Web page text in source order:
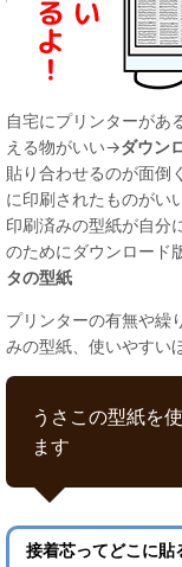
自宅にプリンターがあ
える物がいい→ダウン
貼り合わせるのが面倒
に印刷されたものがい
印刷済みの型紙が自分
のためにダウンロード
タの型紙
プリンターの有無や繰
みの型紙、使いやすい
うさこの型紙を
ます
接着芯ってどこに